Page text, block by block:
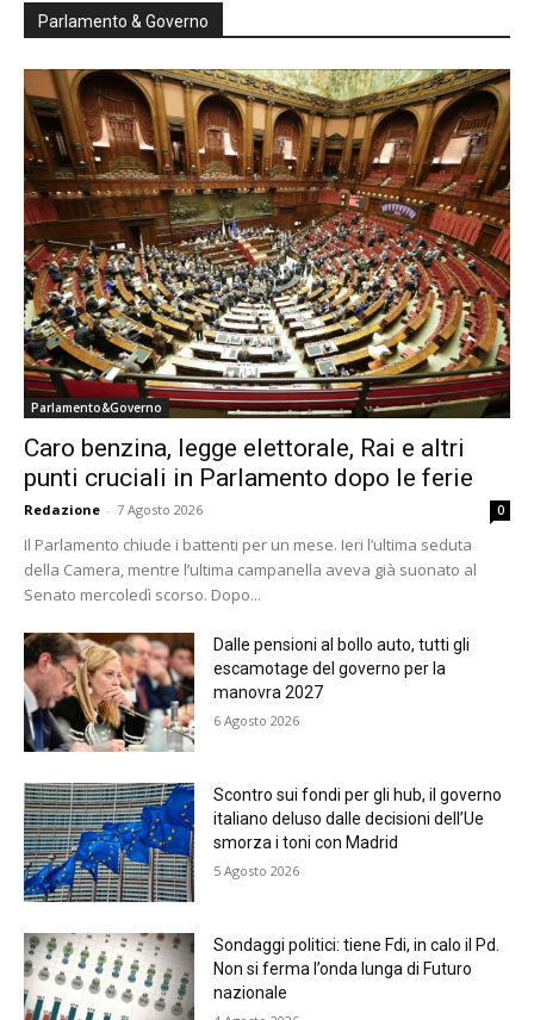
Parlamento & Governo
Parlamento&Governo
Caro benzina, legge elettorale, Rai e altri
punti cruciali in Parlamento dopo le ferie
Redazione - 7 Agosto 2026 0
Il Parlamento chiude i battenti per un mese. Ieri l’ultima seduta
della Camera, mentre l’ultima campanella aveva già suonato al
Senato mercoledì scorso. Dopo...
Dalle pensioni al bollo auto, tutti gli
escamotage del governo per la
manovra 2027
6 Agosto 2026
Scontro sui fondi per gli hub, il governo
italiano deluso dalle decisioni dell’Ue
smorza i toni con Madrid
5 Agosto 2026
Sondaggi politici: tiene Fdi, in calo il Pd.
Non si ferma l’onda lunga di Futuro
nazionale